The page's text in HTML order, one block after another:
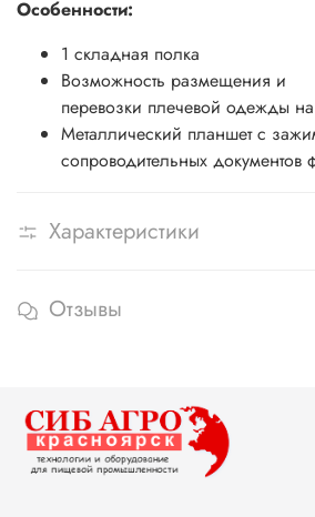
Особенности:
1 складная полка
Возможность размещения и
перевозки плечевой одежды
Металлический планшет с
сопроводительных документов
Характеристики
Отзывы